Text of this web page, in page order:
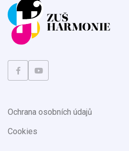
Ochrana osobních údajů
Cookies